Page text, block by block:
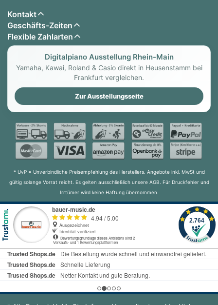
Kontakt
Geschäfts-Zeiten
Flexible Zahlarten
Digitalpiano Ausstellung Rhein-Main
Yamaha, Kawai, Roland & Casio direkt in Heusenstamm bei
Frankfurt vergleichen.
Zur Ausstellungsseite
* UvP = Unverbindliche Preisempfehlung des Herstellers. Angebote inkl. MwSt und
gültig solange Vorrat reicht. Es gelten ausschließlich unsere AGB. Für Druckfehler und
Irrtümer wird keine Haftung übernommen.